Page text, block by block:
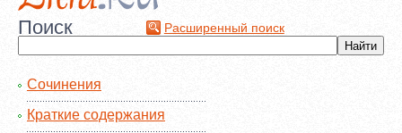
Поиск Расширенный поиск
Сочинения
Краткие содержания